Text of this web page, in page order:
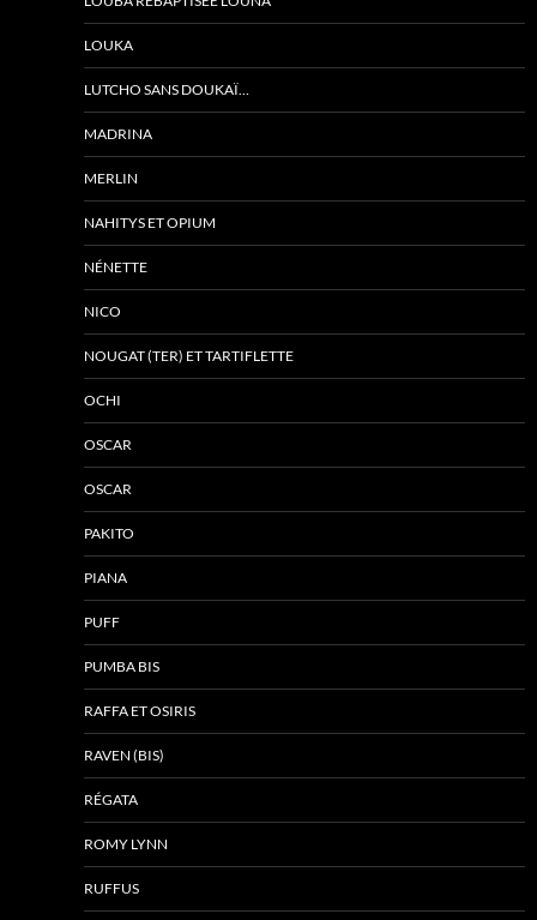
LOUKA
LUTCHO SANS DOUKAÏ…
MADRINA
MERLIN
NAHITYS ET OPIUM
NÉNETTE
NICO
NOUGAT (TER) ET TARTIFLETTE
OCHI
OSCAR
OSCAR
PAKITO
PIANA
PUFF
PUMBA BIS
RAFFA ET OSIRIS
RAVEN (BIS)
RÉGATA
ROMY LYNN
RUFFUS